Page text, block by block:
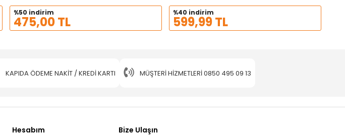
%50 indirim
475,00 TL
%40 indirim
599,99 TL
KAPIDA ÖDEME NAKİT / KREDİ KARTI MÜŞTERI HIZMETLERI0850 495 09 13
Hesabım
Bize Ulaşın